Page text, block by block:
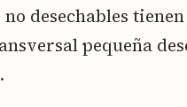
desechables
pequeña